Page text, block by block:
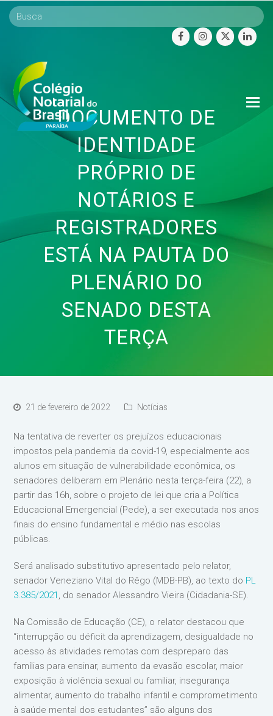
facebookinstagram
twitter
DOCUMENTO DE
IDENTIDADE
PRÓPRIO DE
NOTÁRIOS E
REGISTRADORES
ESTÁ NA PAUTA DO
PLENÁRIO DO
SENADO DESTA
TERÇA
21 de fevereiro de 2022 Notícias
Na tentativa de reverter os prejuízos educacionais
impostos pela pandemia da covid-19, especialmente aos
alunos em situação de vulnerabilidade econômica, os
senadores deliberam em Plenário nesta terça-feira (22), a
partir das 16h, sobre o projeto de lei que cria a Política
Educacional Emergencial (Pede), a ser executada nos anos
finais do ensino fundamental e médio nas escolas
públicas.
Será analisado substitutivo apresentado pelo relator,
senador Veneziano Vital do Rêgo (MDB-PB), ao texto do PL
3.385/2021 , do senador Alessandro Vieira (Cidadania-SE).
Na Comissão de Educação (CE), o relator destacou que
“interrupção ou déficit da aprendizagem, desigualdade no
acesso às atividades remotas com despreparo das
famílias para ensinar, aumento da evasão escolar, maior
exposição à violência sexual ou familiar, insegurança
alimentar, aumento do trabalho infantil e comprometimento
à saúde mental dos estudantes” são alguns dos